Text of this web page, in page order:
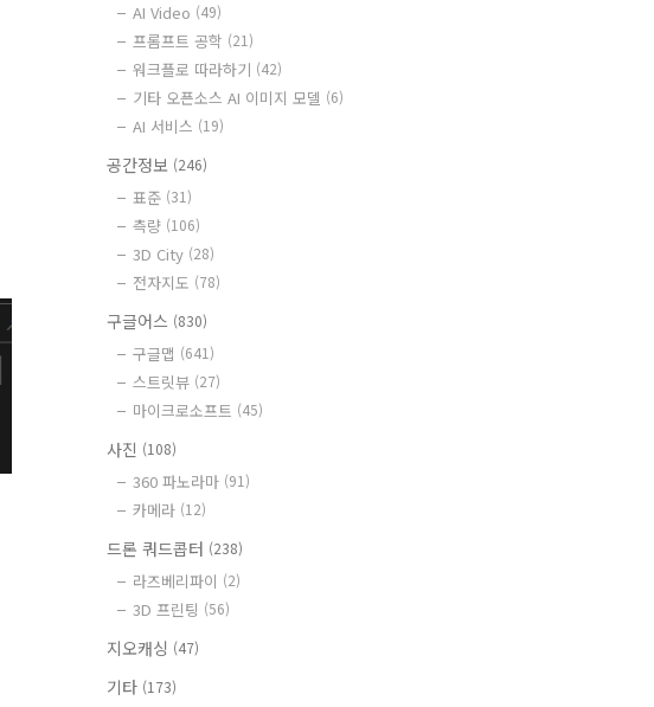
AI Video (49)
프롬프트 공학 (21)
워크플로 따라하기 (42)
기타 오픈소스 AI 이미지 모델 (6)
AI 서비스 (19)
공간정보 (246)
표준 (31)
측량 (106)
3D City (28)
전자지도 (78)
구글어스 (830)
구글맵 (641)
스트릿뷰 (27)
마이크로소프트 (45)
사진 (108)
360 파노라마 (91)
카메라 (12)
드론 쿼드콥터 (238)
라즈베리파이 (2)
3D 프린팅 (56)
지오캐싱 (47)
기타 (173)